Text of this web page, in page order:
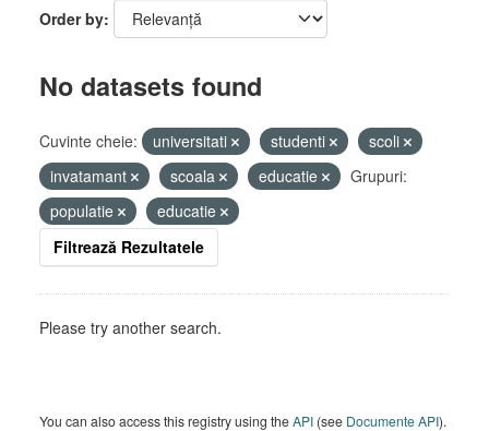
Order by
No datasets found
Cuvinte cheie: universitati studenti
scoli
invatamant
scoala educatie
Grupuri:
populatie
educatie
Filtrează Rezultatele
Please try another search.
You can also access this registry using theAPI (see Documente API).